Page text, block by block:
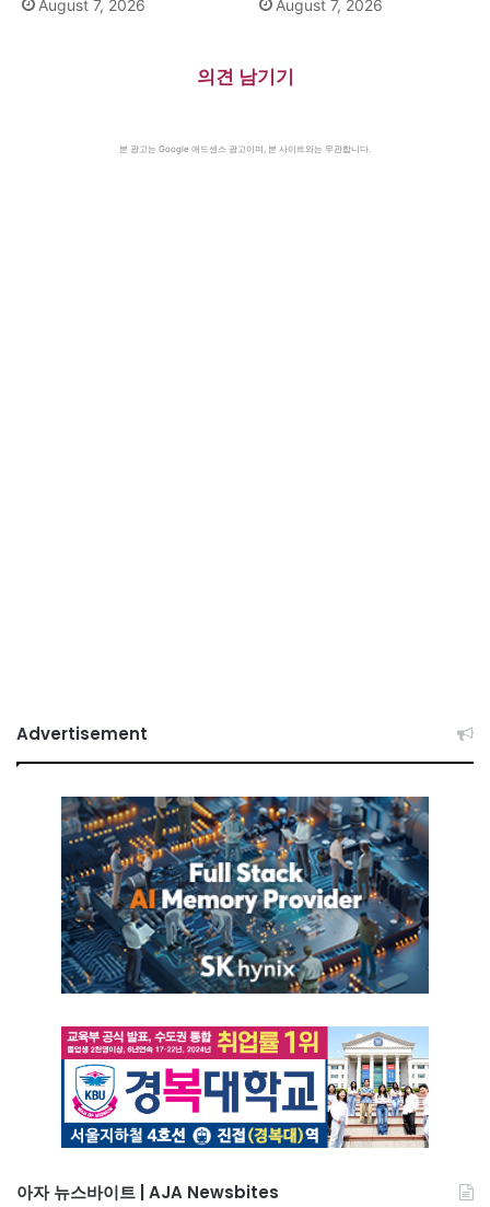
August 7, 2026 August 7, 2026
의견 남기기
본 광고는 Google 애드센스 광고이며, 본 사이트와는 무관합니다.
Advertisement
아자 뉴스바이트 | AJA Newsbites